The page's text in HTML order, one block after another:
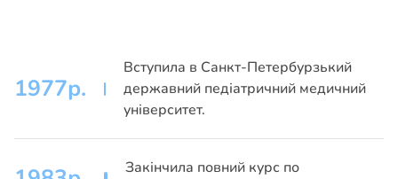
1977р.
Вступила в Санкт-Петербурзький
державний педіатричний медичний
університет.
Закінчила повний курс по